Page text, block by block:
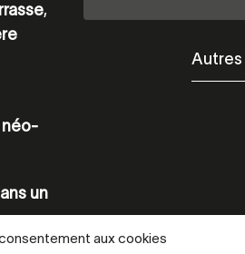
aux cookies
,
néo-
un
Autres